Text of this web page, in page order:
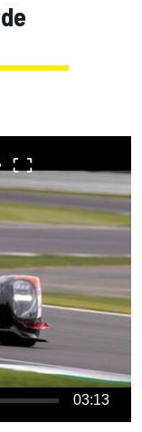
03:13